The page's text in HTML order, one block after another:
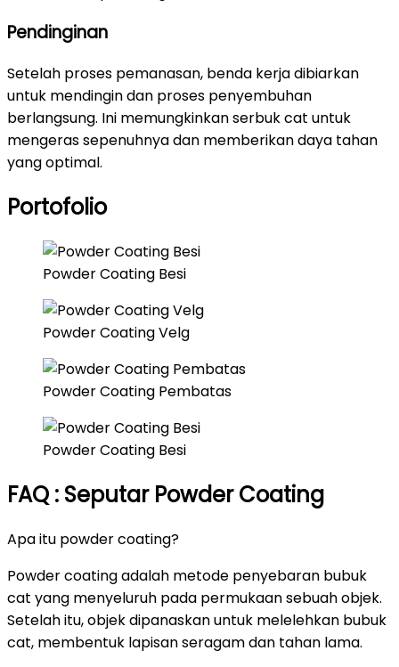
Pendinginan
Setelah proses pemanasan, benda kerja dibiarkan
untuk mendingin dan proses penyembuhan
berlangsung. Ini memungkinkan serbuk cat untuk
mengeras sepenuhnya dan memberikan daya tahan
yang optimal.
Portofolio
Powder Coating Besi
Powder Coating Velg
Powder Coating Pembatas
Powder Coating Besi
FAQ : Seputar Powder Coating
Apa itu powder coating?
Powder coating adalah metode penyebaran bubuk
cat yang menyeluruh pada permukaan sebuah objek.
Setelah itu, objek dipanaskan untuk melelehkan bubuk
cat, membentuk lapisan seragam dan tahan lama.